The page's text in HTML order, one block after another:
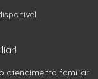
atendimento familiar